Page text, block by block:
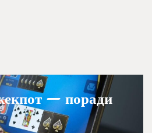
— поради